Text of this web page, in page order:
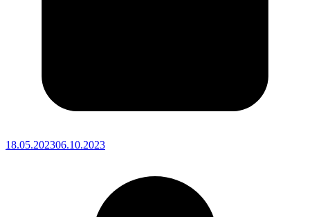
18.05.202306.10.2023